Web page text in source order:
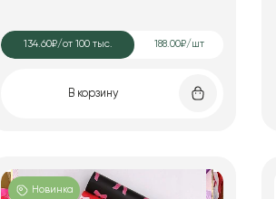
134.60₽/от 100 тыс. 188.00₽/шт
В корзину
Новинка